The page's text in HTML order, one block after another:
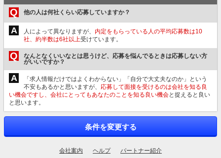
Q 他の人は何社くらい応募していますか？
A 人によって異なりますが、 内定をもらっている人の平均応募数は10
社、約半数は6社以上受けています。
Q
なんとなくいいなとは思うけど、応募を悩んでるときは応募しない方
がいいですか？
A
「求人情報だけではよくわからない」「自分で大丈夫なのか」という
不安もあるかと思いますが、 応募して面接を受けるのは会社を知る良
い機会ですし、会社にとってもあなたのことを知る良い機会と捉えると良い
と思います。
条件を変更する
会社案内 ヘルプ パートナー紹介